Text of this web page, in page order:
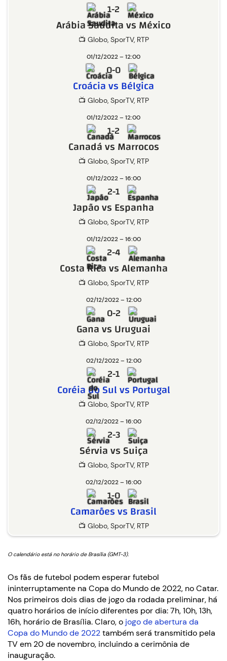
📺 Globo, SporTV, RTP
1-2
Arábia Saudita vs México
01/12/2022 – 12:00
📺 Globo, SporTV, RTP
0-0
Croácia vs Bélgica
01/12/2022 – 12:00
📺 Globo, SporTV, RTP
1-2
Canadá vs Marrocos
01/12/2022 – 16:00
📺 Globo, SporTV, RTP
2-1
Japão vs Espanha
01/12/2022 – 16:00
📺 Globo, SporTV, RTP
2-4
Costa Rica vs Alemanha
02/12/2022 – 12:00
📺 Globo, SporTV, RTP
0-2
Gana vs Uruguai
02/12/2022 – 12:00
📺 Globo, SporTV, RTP
2-1
Coréia do Sul vs Portugal
02/12/2022 – 16:00
📺 Globo, SporTV, RTP
2-3
Sérvia vs Suiça
02/12/2022 – 16:00
📺 Globo, SporTV, RTP
1-0
Camarões vs Brasil
O calendário está no horário de Brasília (GMT-3).
Os fãs de futebol podem esperar futebol
ininterruptamente na Copa do Mundo de 2022, no Catar.
Nos primeiros dois dias de jogo da rodada preliminar, há
quatro horários de início diferentes por dia: 7h, 10h, 13h,
16h, horário de Brasília. Claro, o jogo de abertura da
Copa do Mundo de 2022também será transmitido pela
TV em 20 de novembro, incluindo a cerimônia de
inauguração.